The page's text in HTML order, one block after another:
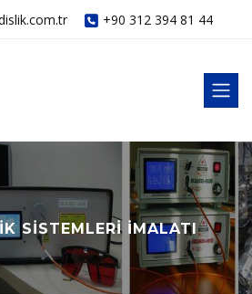
+90 312 394 81 44
SISTEMLERI İMALATI